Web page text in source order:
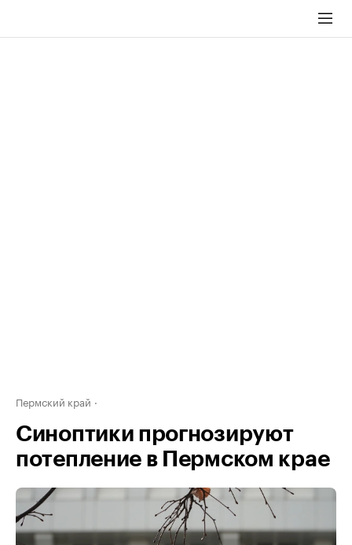
Пермский край
Синоптики прогнозируют
потепление в Пермском крае